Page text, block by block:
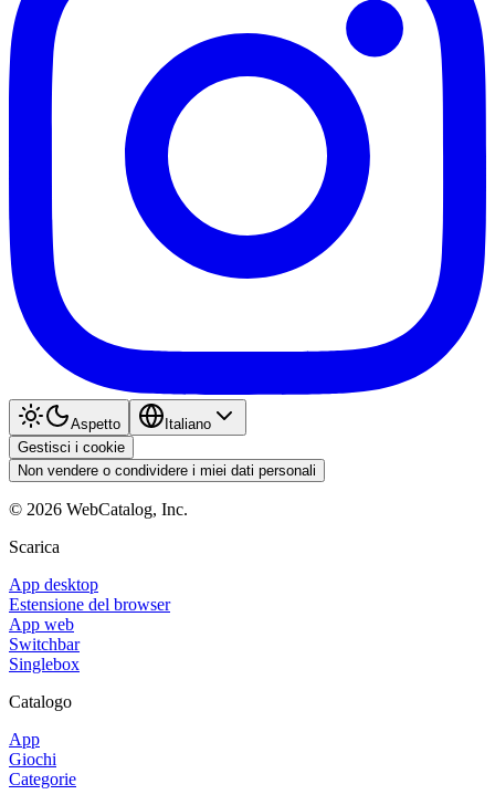
Aspetto
Italiano
Gestisci i cookie
Non vendere o condividere i miei dati personali
© 2026 WebCatalog, Inc.
Scarica
App desktop
Estensione del browser
App web
Switchbar
Singlebox
Catalogo
App
Giochi
Categorie